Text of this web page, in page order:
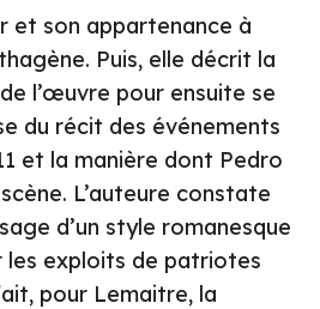
et son appartenance à
Puis, elle décrit la
l’œuvre pour ensuite se
du récit des événements
et la manière dont Pedro
L’auteure constate
d’un style romanesque
les exploits de patriotes
pour Lemaitre, la